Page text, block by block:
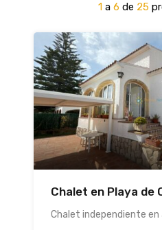
1 a 6 de 25
Chalet en Playa de
Chalet independiente en